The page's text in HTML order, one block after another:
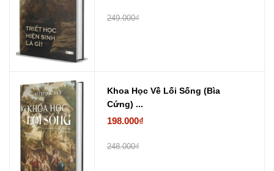
249.000₫
Khoa Học Về Lối Sống (Bìa
Cứng) ...
198.000₫
248.000₫